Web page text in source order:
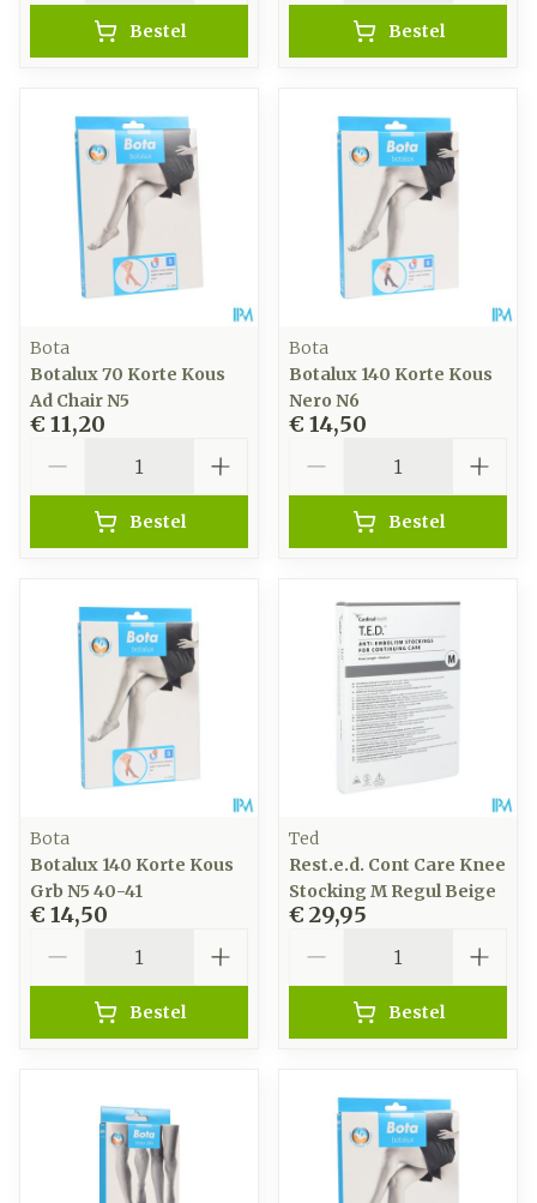
Bestel Bestel
Bota
Botalux 70 Korte Kous
Ad Chair N5
€ 11,20
Bestel
Bota
Botalux 140 Korte Kous
Nero N6
€ 14,50
Bestel
Bota
Botalux 140 Korte Kous
Grb N5 40-41
€ 14,50
Bestel
Ted
Rest.e.d. Cont Care Knee
Stocking M Regul Beige
€ 29,95
Bestel